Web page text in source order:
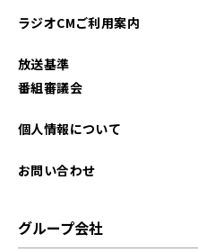
ラジオCMご利用案内
放送基準
番組審議会
個人情報について
お問い合わせ
グループ会社